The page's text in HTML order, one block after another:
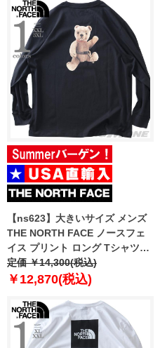
【ns623】大きいサイズ メンズ
THE NORTH FACE ノースフェ
イス プリント ロング Tシャツ
USA直輸入 nf0a8f0j-jk3
定価 ￥14,300(税込)
￥12,870(税込)